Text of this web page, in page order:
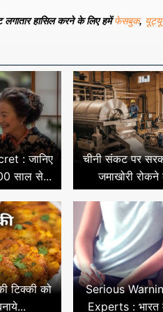
हासिल करने के लिए हमेंफेसबुक,
: जानिए
साल से...
चीनी संकट पर
जमाखोरी
टिक्की को
Serious
Experts :